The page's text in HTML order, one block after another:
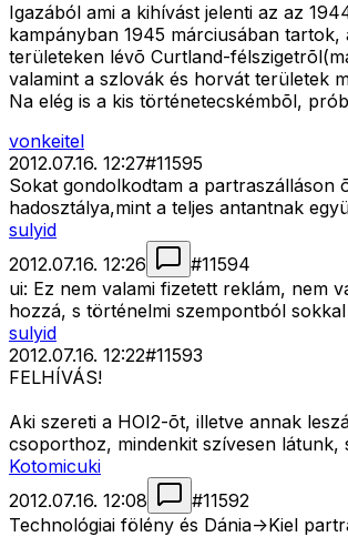
Igazából ami a kihívást jelenti az az
kampányban 1945 márciusában
területeken lévõ Curtland-
valamint a szlovák és horvát területek
Na elég is a kis történetecskémbõl,
vonkeitel
2012.07.16. 12:27#11595
Sokat gondolkodtam a partraszálláson
hadosztálya,mint a teljes antantnak
sulyid
2012.07.16. 12:26
#11594
ui: Ez nem valami fizetett reklám, nem
hozzá, s történelmi szempontból
sulyid
2012.07.16. 12:22#11593
FELHÍVÁS!
Aki szereti a HOI2-õt, illetve annak
csoporthoz, mindenkit szívesen látunk,
Kotomicuki
2012.07.16. 12:08
#11592
Technológiai fölény és Dánia->Kiel